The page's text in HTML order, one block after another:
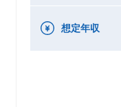
想定年収